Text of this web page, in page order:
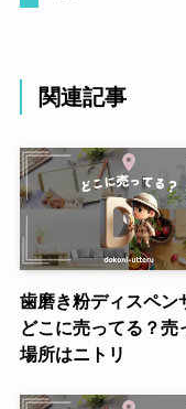
関連記事
歯磨き粉ディスペン
どこに売ってる？売
場所はニトリ